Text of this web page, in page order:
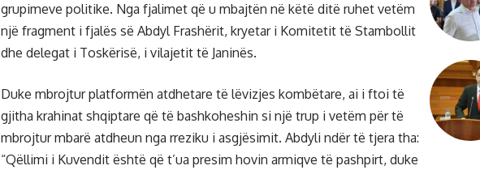
grupimeve politike. Nga fjalimet që u mbajtën në këtë ditë ruhet vetëm
një fragment i fjalës së Abdyl Frashërit, kryetar i Komitetit të Stambollit
dhe delegat i Toskërisë, i vilajetit të Janinës.
Duke mbrojtur platformën atdhetare të lëvizjes kombëtare, ai i ftoi të
gjitha krahinat shqiptare që të bashkoheshin si një trup i vetëm për të
mbrojtur mbarë atdheun nga rreziku i asgjësimit. Abdyli ndër të tjera tha:
“Qëllimi i Kuvendit është që t’ua presim hovin armiqve të pashpirt, duke